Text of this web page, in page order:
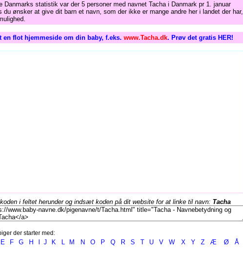
Danmarks statistik var der 5 personer med navnet Tacha i Danmark pr 1. januar
du ønsker at give dit barn et navn, som der ikke er mange andre her i landet der har,
en flot hjemmeside om din baby, f.eks. www.Tacha.dk. Prøv det gratis HER!
i feltet herunder og indsæt koden på dit website for at linke til navn: Tacha
der starter med:
E F G H J K L M N O P Q R S T U V W X Y Z Æ Ø Å